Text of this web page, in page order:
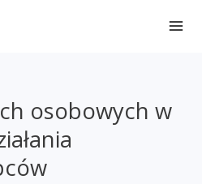
osobowych w